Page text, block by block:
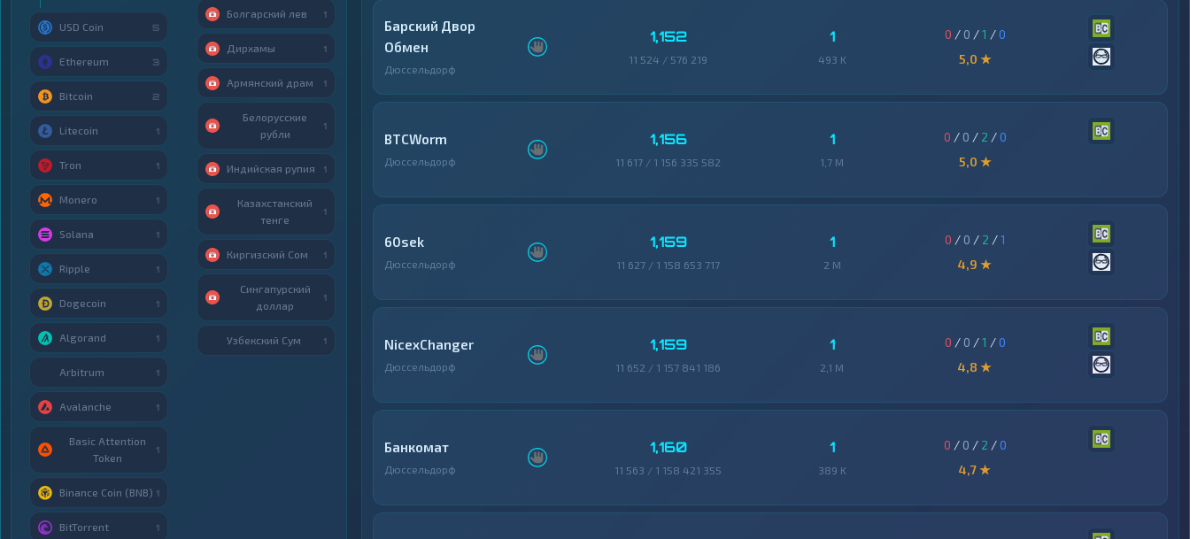
Барский Двор
Обмен
Дюссельдорф
1,152
11 524 / 576 219
1
493 K
0 / 0 /1 /0
5,0 ★
BTCWorm
Дюссельдорф
1,156
11 617 / 1 156 335 582
1
1,7 M
0 / 0 / 2 /0
5,0 ★
60sek
Дюссельдорф
1,159
11 627 / 1 158 653 717
1
2 M
0 / 0 / 2 /1
4,9 ★
NicexChanger
Дюссельдорф
1,159
11 652 / 1 157 841 186
1
2,1 M
0 / 0 /1 /0
4,8 ★
Банкомат
Дюссельдорф
1,160
11 563 / 1 158 421 355
1
389 K
0 / 0 / 2 /0
4,7 ★
USD Coin 5
Ethereum 3
Bitcoin 2
Litecoin 1
Tron 1
Monero 1
Solana 1
Ripple 1
Dogecoin 1
Algorand 1
Arbitrum 1
Avalanche 1
Basic Attention
Token
1
Binance Coin (BNB) 1
BitTorrent 1
Болгарский лев 1
Дирхамы 1
Армянский драм 1
Белорусские
рубли
1
Индийская рупия 1
Казахстанский
тенге
1
Киргизский Сом 1
Сингапурский
доллар
1
Узбекский Сум 1